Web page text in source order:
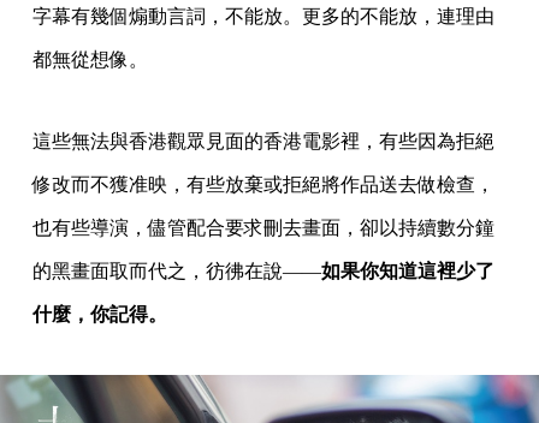
字幕有幾個煽動言詞，不能放。更多的不能放，連理由
都無從想像。
這些無法與香港觀眾見面的香港電影裡，有些因為拒絕
修改而不獲准映，有些放棄或拒絕將作品送去做檢查，
也有些導演，儘管配合要求刪去畫面，卻以持續數分鐘
的黑畫面取而代之，彷彿在說——如果你知道這裡少了
什麼，你記得。